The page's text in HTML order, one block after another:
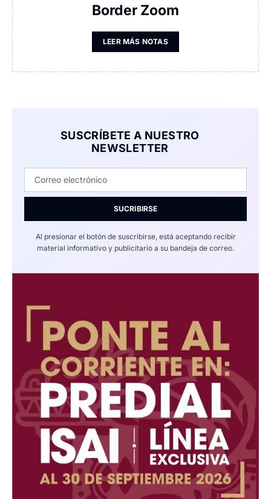
Border Zoom
LEER MÁS NOTAS
SUSCRÍBETE A NUESTRO
NEWSLETTER
SUCRIBIRSE
Al presionar el botón de suscribirse, está aceptando recibir
material informativo y publicitario a su bandeja de correo.